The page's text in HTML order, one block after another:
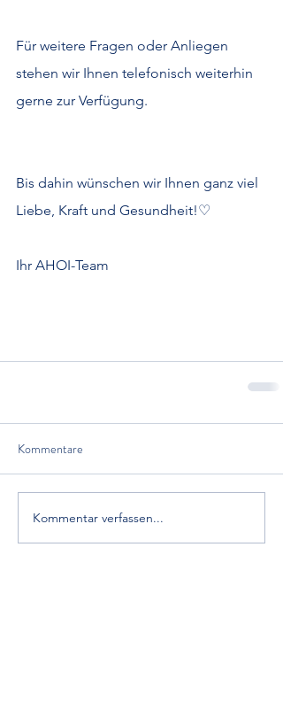
Für weitere Fragen oder Anliegen
stehen wir Ihnen telefonisch weiterhin
gerne zur Verfügung.
Bis dahin wünschen wir Ihnen ganz viel
Liebe, Kraft und Gesundheit!♡
Ihr AHOI-Team
Kommentare
Kommentar verfassen...